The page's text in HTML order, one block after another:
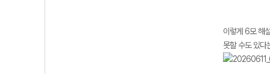
이렇게 6모 해
못할 수도 있다